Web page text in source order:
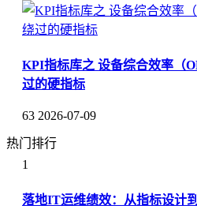
KPI指标库之 设备综合效率（
过的硬指标
63 2026-07-09
热门排行
1
落地IT运维绩效：从指标设计